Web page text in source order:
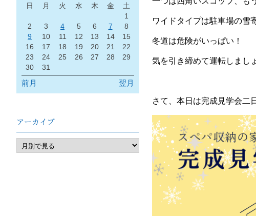
ワイドタイプは駐車場の雪
冬道は危険がいっぱい！
気を引き締めて運転しまし
さて、本日は完成見学会二
日 月 火 水 木 金
土
1
2
3 4 5 6 7
8
9
10 11 12 13 14
15
16
17 18 19 20 21
22
23
24 25 26 27 28
29
30
31
前月 翌月
アーカイブ